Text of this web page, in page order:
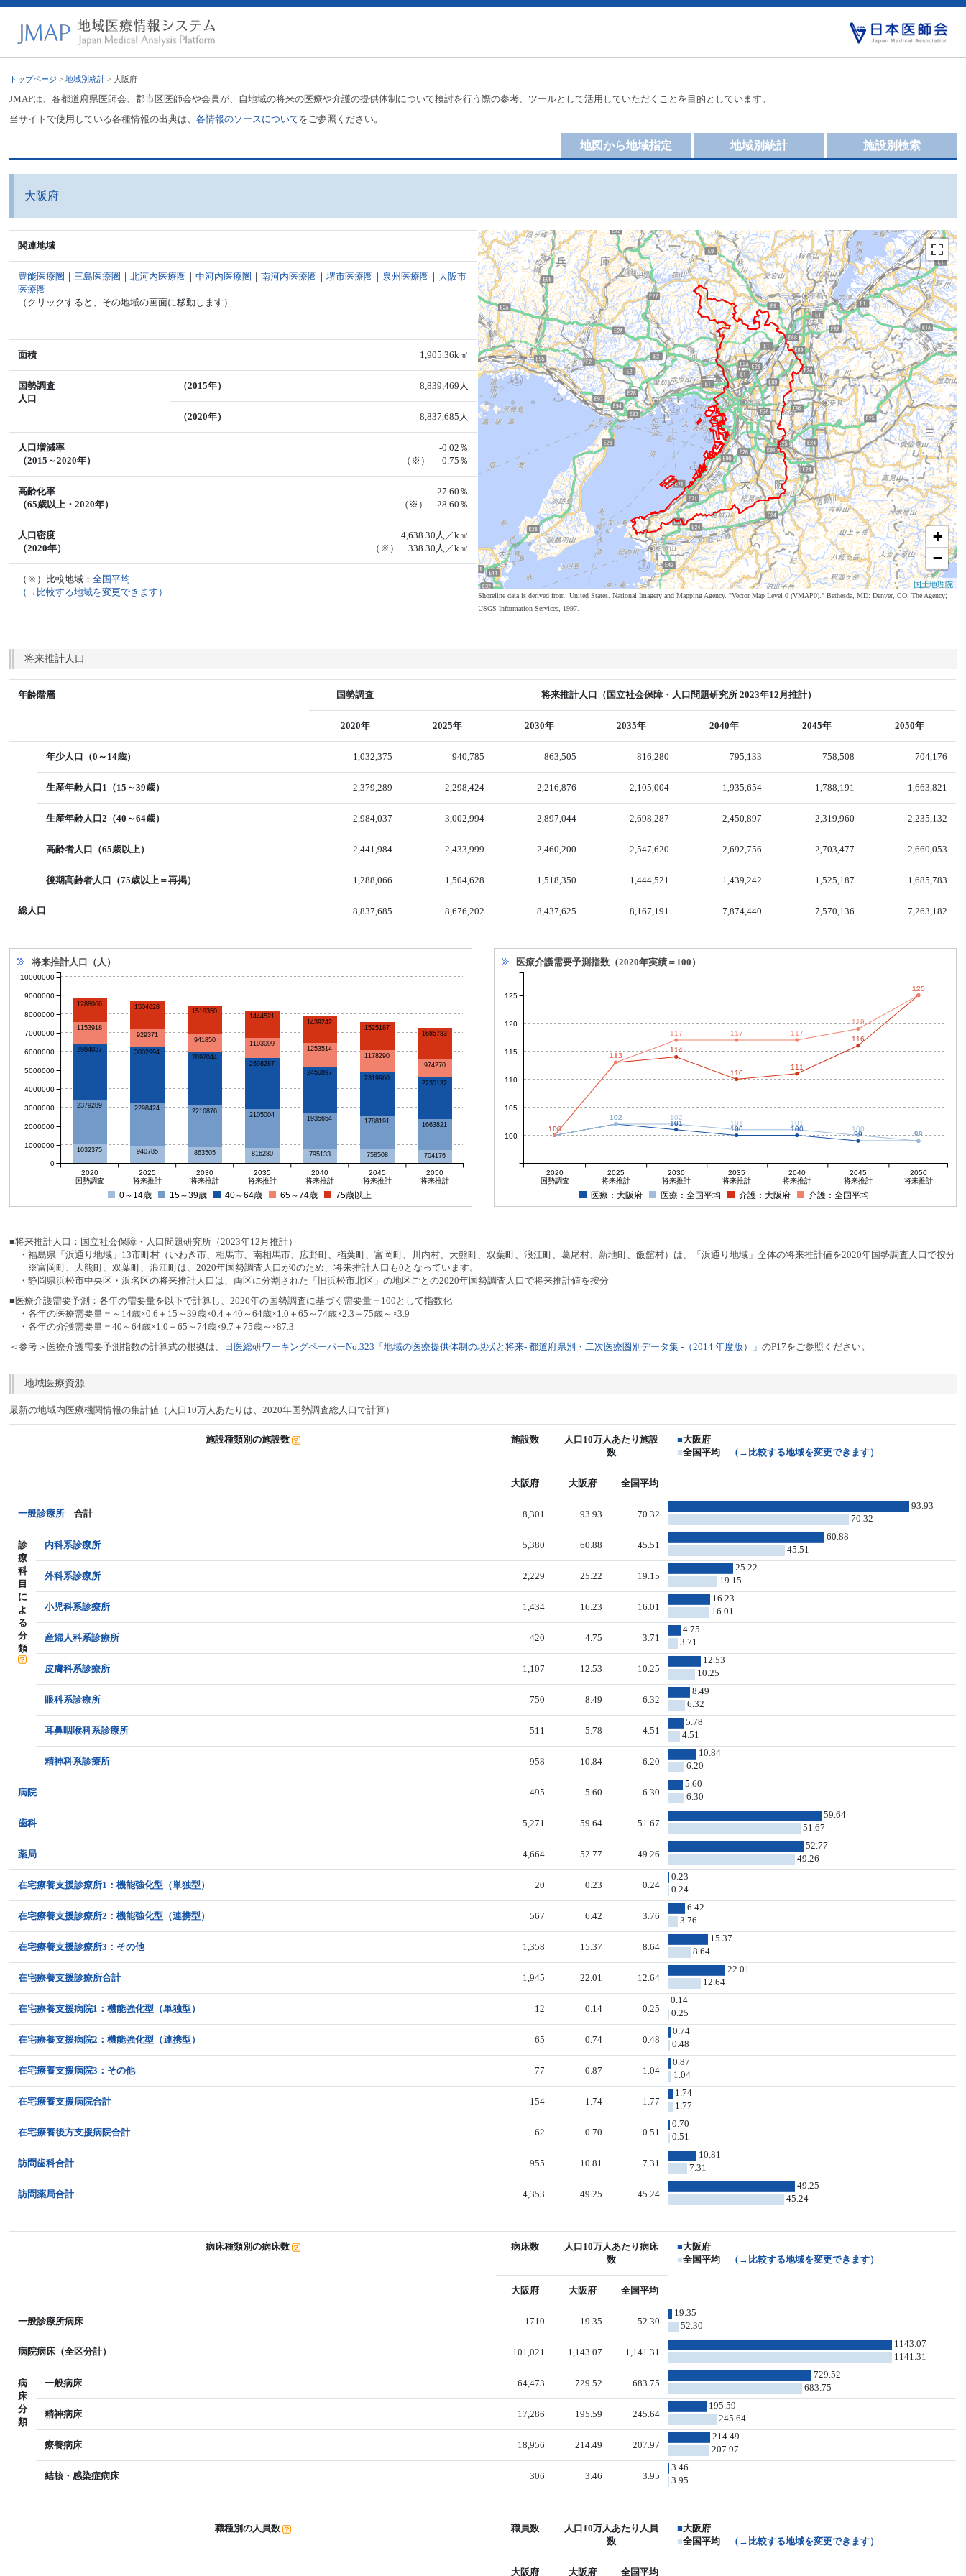
トップページ >地域別統計 > 大阪府
JMAPは、各都道府県医師会、郡市区医師会や会員が、自地域の将来の医療や介護の提供体制について検討を行う際の参考、ツールとして活用していただくことを目的としています。
当サイトで使用している各種情報の出典は、各情報のソースについてをご参照ください。
施設別検索
地域別統計
地図から地域指定
大阪府
関連地域
豊能医療圏 ｜三島医療圏 ｜北河内医療圏 ｜中河内医療圏 ｜南河内医療圏 ｜堺市医療圏 ｜ 泉州医療圏 ｜ 大阪市
医療圏
（クリックすると、その地域の画面に移動します）
面積 1,905.36k㎡
国勢調査
人口
（2015年） 8,839,469人
（2020年） 8,837,685人
人口増減率
（2015～2020年）
-0.02％
（※） -0.75％
高齢化率
（65歳以上・2020年）
27.60％
（※） 28.60％
人口密度
（2020年）
4,638.30人／k㎡
（※） 338.30人／k㎡
（※）比較地域：全国平均
（→比較する地域を変更できます）
+
−
国土地理院
Shoreline data is derived from: United States. National Imagery and Mapping Agency. "Vector Map Level 0 (VMAP0)." Bethesda, MD: Denver, CO: The Agency;
USGS Information Services, 1997.
将来推計人口
年齢階層 国勢調査 将来推計人口（国立社会保障・人口問題研究所 2023年12月推計）
2020年 2025年 2030年 2035年 2040年 2045年 2050年
年少人口（0～14歳） 1,032,375 940,785 863,505 816,280 795,133 758,508 704,176
生産年齢人口1（15～39歳） 2,379,289 2,298,424 2,216,876 2,105,004 1,935,654 1,788,191 1,663,821
生産年齢人口2（40～64歳） 2,984,037 3,002,994 2,897,044 2,698,287 2,450,897 2,319,960 2,235,132
高齢者人口（65歳以上） 2,441,984 2,433,999 2,460,200 2,547,620 2,692,756 2,703,477 2,660,053
後期高齢者人口（75歳以上＝再掲） 1,288,066 1,504,628 1,518,350 1,444,521 1,439,242 1,525,187 1,685,783
総人口 8,837,685 8,676,202 8,437,625 8,167,191 7,874,440 7,570,136 7,263,182
将来推計人口（人）
1032375 940785 863505 816280 795133 758508 704176
2379289 2298424 2216876 2105004 1935654 1788191 1663821
2984037 3002994
2897044
2698287
2450897
2319960
2235132
1153918
929371
941850
1103099
1253514
1178290
974270
1288066 1504628
1518350
1444521
1439242
1525187
1685783
2020
国勢調査
2025
将来推計
2030
将来推計
2035
将来推計
2040
将来推計
2045
将来推計
2050
将来推計
0
1000000
2000000
3000000
4000000
5000000
6000000
7000000
8000000
9000000
10000000
0～14歳 15～39歳 40～64歳 65～74歳 75歳以上
医療介護需要予測指数（2020年実績＝100）
100
102
101
100 100
99 99
100
102 102
101 101
100
99
100
113
114
110
111
116
125
100
113
117 117 117
119
125
2020
国勢調査
2025
将来推計
2030
将来推計
2035
将来推計
2040
将来推計
2045
将来推計
2050
将来推計
100
110
120
105
115
125
医療：大阪府 医療：全国平均 介護：大阪府 介護：全国平均
■将来推計人口：国立社会保障・人口問題研究所（2023年12月推計）
・福島県「浜通り地域」13市町村（いわき市、相馬市、南相馬市、広野町、楢葉町、富岡町、川内村、大熊町、双葉町、浪江町、葛尾村、新地町、飯舘村）は、「浜通り地域」全体の将来推計値を2020年国勢調査人口で按分
※富岡町、大熊町、双葉町、浪江町は、2020年国勢調査人口が0のため、将来推計人口も0となっています。
・静岡県浜松市中央区・浜名区の将来推計人口は、両区に分割された「旧浜松市北区」の地区ごとの2020年国勢調査人口で将来推計値を按分
■医療介護需要予測：各年の需要量を以下で計算し、2020年の国勢調査に基づく需要量＝100として指数化
・各年の医療需要量＝～14歳×0.6＋15～39歳×0.4＋40～64歳×1.0＋65～74歳×2.3＋75歳～×3.9
・各年の介護需要量＝40～64歳×1.0＋65～74歳×9.7＋75歳～×87.3
＜参考＞医療介護需要予測指数の計算式の根拠は、
日医総研ワーキングペーパーNo.323「地域の医療提供体制の現状と将来- 都道府県別・二次医療圏別データ集 -（2014 年度版）」のP17をご参照ください。
地域医療資源
最新の地域内医療機関情報の集計値（人口10万人あたりは、2020年国勢調査総人口で計算）
施設種類別の施設数 施設数
人口10万人あたり施設
数
■大阪府
■全国平均 （→比較する地域を変更できます）
大阪府 大阪府 全国平均
一般診療所 合計 8,301 93.93 70.32
93.93
70.32
診
療
科
目
に
よ
る
分
類
内科系診療所 5,380 60.88 45.51
60.88
45.51
外科系診療所 2,229 25.22 19.15
25.22
19.15
小児科系診療所 1,434 16.23 16.01
16.23
16.01
産婦人科系診療所 420 4.75 3.71
4.75
3.71
皮膚科系診療所 1,107 12.53 10.25
12.53
10.25
眼科系診療所 750 8.49 6.32
8.49
6.32
耳鼻咽喉科系診療所 511 5.78 4.51
5.78
4.51
精神科系診療所 958 10.84 6.20
10.84
6.20
病院 495 5.60 6.30
5.60
6.30
歯科 5,271 59.64 51.67
59.64
51.67
薬局 4,664 52.77 49.26
52.77
49.26
在宅療養支援診療所1：機能強化型（単独型） 20 0.23 0.24
0.23
0.24
在宅療養支援診療所2：機能強化型（連携型） 567 6.42 3.76
6.42
3.76
在宅療養支援診療所3：その他 1,358 15.37 8.64
15.37
8.64
在宅療養支援診療所合計 1,945 22.01 12.64
22.01
12.64
在宅療養支援病院1：機能強化型（単独型） 12 0.14 0.25
0.14
0.25
在宅療養支援病院2：機能強化型（連携型） 65 0.74 0.48
0.74
0.48
在宅療養支援病院3：その他 77 0.87 1.04
0.87
1.04
在宅療養支援病院合計 154 1.74 1.77
1.74
1.77
在宅療養後方支援病院合計 62 0.70 0.51
0.70
0.51
訪問歯科合計 955 10.81 7.31
10.81
7.31
訪問薬局合計 4,353 49.25 45.24
49.25
45.24
病床種類別の病床数 病床数
人口10万人あたり病床
数
■大阪府
■全国平均 （→比較する地域を変更できます）
大阪府 大阪府 全国平均
一般診療所病床 1710 19.35 52.30
19.35
52.30
病院病床（全区分計） 101,021 1,143.07 1,141.31
1143.07
1141.31
病
床
分
類
一般病床 64,473 729.52 683.75
729.52
683.75
精神病床 17,286 195.59 245.64
195.59
245.64
療養病床 18,956 214.49 207.97
214.49
207.97
結核・感染症病床 306 3.46 3.95
3.46
3.95
職種別の人員数 職員数
人口10万人あたり人員
数
■大阪府
■全国平均 （→比較する地域を変更できます）
大阪府 大阪府 全国平均